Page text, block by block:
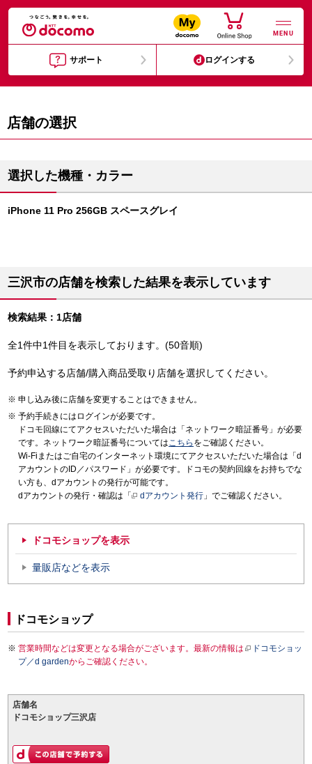
MENU
サポート ログインする
店舗の選択
選択した機種・カラー
iPhone 11 Pro 256GB スペースグレイ
三沢市の店舗を検索した結果を表示しています
検索結果：1店舗
全1件中1件目を表示しております。(50音順)
予約申込する店舗/購入商品受取り店舗を選択してください。
申し込み後に店舗を変更することはできません。
予約手続きにはログインが必要です。
ドコモ回線にてアクセスいただいた場合は「ネットワーク暗証番号」が必要
です。ネットワーク暗証番号についてはこちら をご確認ください。
Wi-Fiまたはご自宅のインターネット環境にてアクセスいただいた場合は「d
アカウントのID／パスワード」が必要です。ドコモの契約回線をお持ちでな
い方も、dアカウントの発行が可能です。
dアカウントの発行・確認は「
dアカウント発行 」でご確認ください。
ドコモショップを表示
量販店などを表示
ドコモショップ
営業時間などは変更となる場合がございます。最新の情報は
ドコモショッ
プ／d gardenからご確認ください。
店舗名
ドコモショップ三沢店